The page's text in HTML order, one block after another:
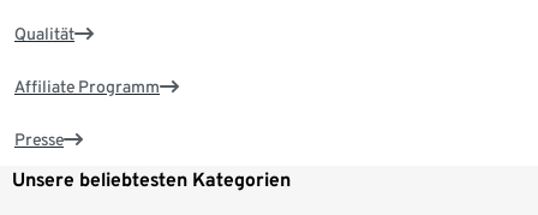
Qualität
Affiliate Programm
Presse
Unsere beliebtesten Kategorien